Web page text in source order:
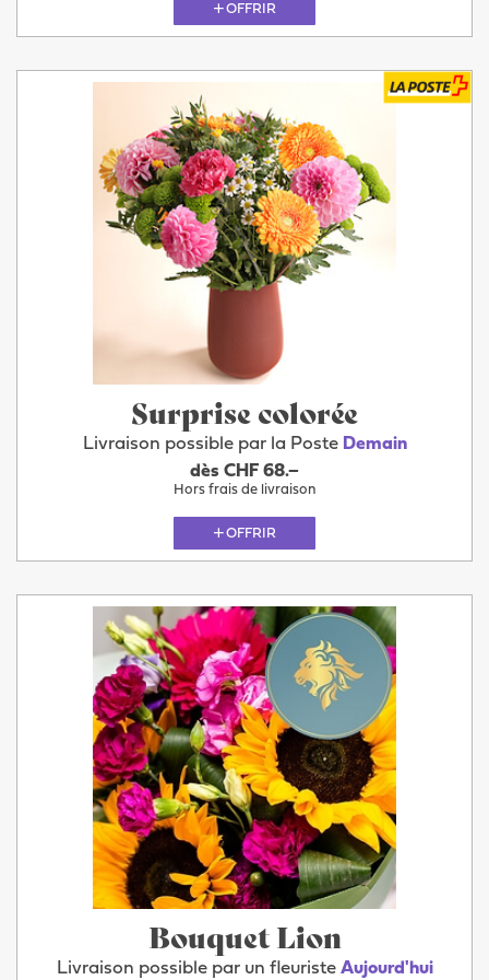
OFFRIR
Surprise colorée
Livraison possible par la Poste Demain
dès CHF 68.–
Hors frais de livraison
OFFRIR
Bouquet Lion
Livraison possible par un fleuriste Aujourd'hui